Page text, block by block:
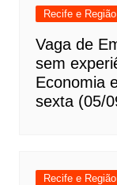
Recife e
Vaga de
sem
Economia
sexta (05/
Recife e